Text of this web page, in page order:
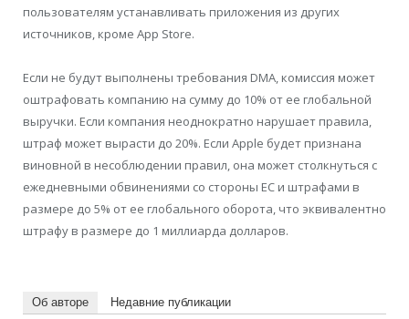
пользователям устанавливать приложения из других
источников, кроме App Store.
Если не будут выполнены требования DMA, комиссия может
оштрафовать компанию на сумму до 10% от ее глобальной
выручки. Если компания неоднократно нарушает правила,
штраф может вырасти до 20%. Если Apple будет признана
виновной в несоблюдении правил, она может столкнуться с
ежедневными обвинениями со стороны ЕС и штрафами в
размере до 5% от ее глобального оборота, что эквивалентно
штрафу в размере до 1 миллиарда долларов.
Об авторе Недавние публикации